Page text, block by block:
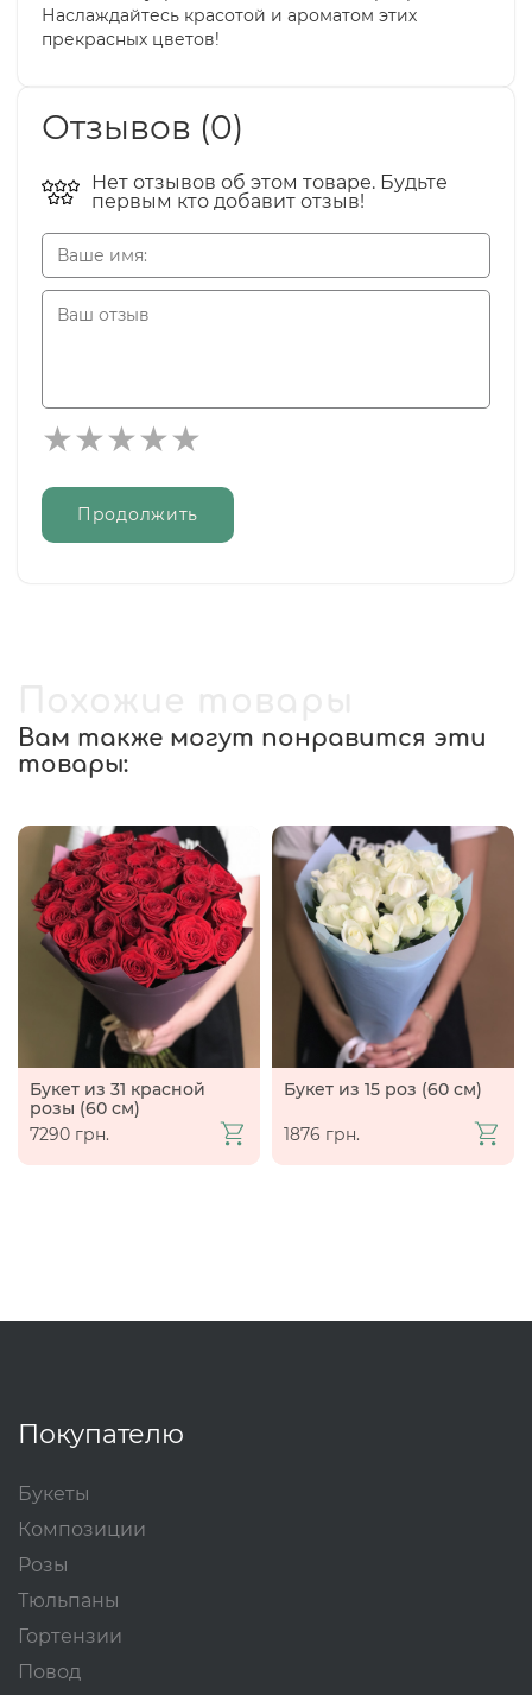
Наслаждайтесь красотой и ароматом этих
прекрасных цветов!
Отзывов (0)
Нет отзывов об этом товаре. Будьте
первым кто добавит отзыв!
Продолжить
Вам также могут понравится эти
товары:
Букет из 31 красной
розы (60 см)
7290 грн.
Букет из 15 роз (60 см)
1876 грн.
Покупателю
Букеты
Композиции
Розы
Тюльпаны
Гортензии
Повод